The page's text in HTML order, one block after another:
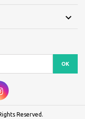

Reserved.